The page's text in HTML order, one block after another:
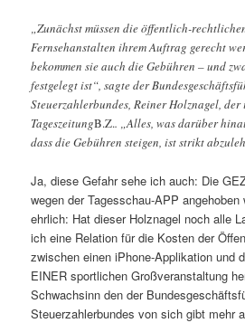
„Zunächst müssen die öffentlich-
Fernsehanstalten ihrem Auftrag gerecht
bekommen sie auch die Gebühren – und
festgelegt ist“, sagte der
Steuerzahlerbundes, Reiner Holznagel,
TageszeitungB.Z.. „Alles, was darüber
dass die Gebühren steigen, ist strikt
Ja, diese Gefahr sehe ich auch: Die
wegen der Tagesschau-APP
ehrlich: Hat dieser Holznagel noch alle
ich eine Relation für die Kosten der
zwischen einen iPhone-Applikation und
EINER sportlichen Großveranstaltung
Schwachsinn den der
Steuerzahlerbundes von sich gibt mehr